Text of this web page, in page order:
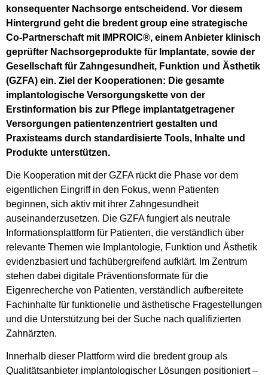
konsequenter Nachsorge entscheidend. Vor diesem
Hintergrund geht die bredent group eine strategische
Co-Partnerschaft mit IMPROIC®, einem Anbieter klinisch
geprüfter Nachsorgeprodukte für Implantate, sowie der
Gesellschaft für Zahngesundheit, Funktion und Ästhetik
(GZFA) ein. Ziel der Kooperationen: Die gesamte
implantologische Versorgungskette von der
Erstinformation bis zur Pflege implantatgetragener
Versorgungen patientenzentriert gestalten und
Praxisteams durch standardisierte Tools, Inhalte und
Produkte unterstützen.
Die Kooperation mit der GZFA rückt die Phase vor dem
eigentlichen Eingriff in den Fokus, wenn Patienten
beginnen, sich aktiv mit ihrer Zahngesundheit
auseinanderzusetzen. Die GZFA fungiert als neutrale
Informationsplattform für Patienten, die verständlich über
relevante Themen wie Implantologie, Funktion und Ästhetik
evidenzbasiert und fachübergreifend aufklärt. Im Zentrum
stehen dabei digitale Präventionsformate für die
Eigenrecherche von Patienten, verständlich aufbereitete
Fachinhalte für funktionelle und ästhetische Fragestellungen
und die Unterstützung bei der Suche nach qualifizierten
Zahnärzten.
Innerhalb dieser Plattform wird die bredent group als
Qualitätsanbieter implantologischer Lösungen positioniert –